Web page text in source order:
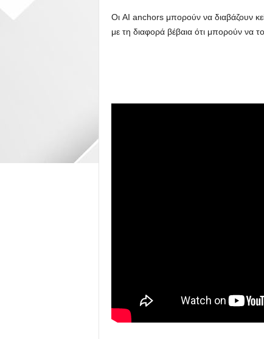
Οι AI anchors μπορούν να διαβάζουν
με τη διαφορά βέβαια ότι μπορούν να